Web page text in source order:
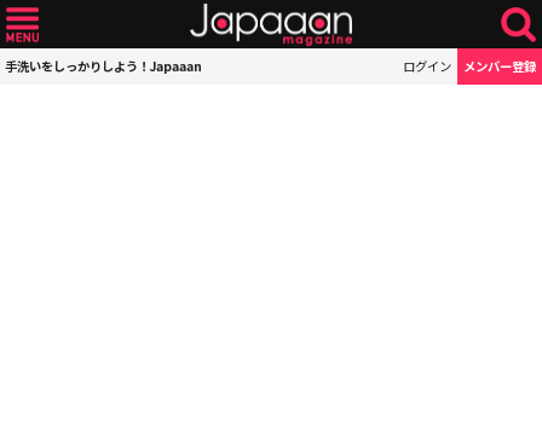
手洗いをしっかりしよう！Japaaan ログイン メンバー登録